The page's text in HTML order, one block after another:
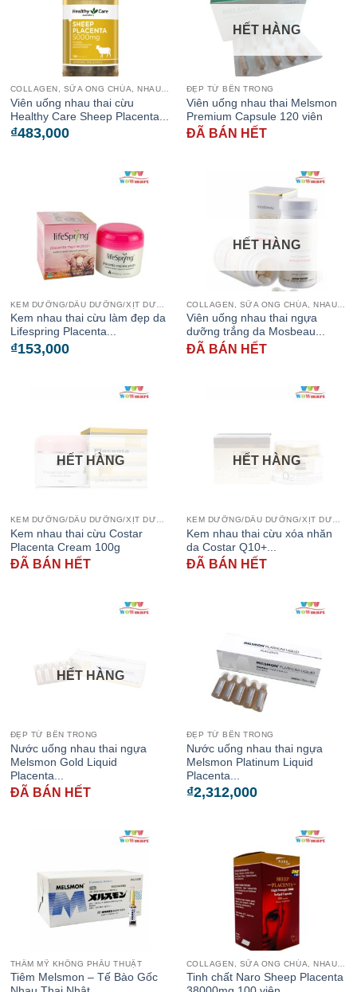
COLLAGEN, SỮA ONG CHÚA, NHAU THAI CỪU
Viên uống nhau thai cừu
Healthy Care Sheep Placenta...
₫483,000
HẾT HÀNG
ĐẸP TỪ BÊN TRONG
Viên uống nhau thai Melsmon
Premium Capsule 120 viên
ĐÃ BÁN HẾT
Kem nhau thai cừu làm đẹp da
Lifespring Placenta...
₫153,000
HẾT HÀNG
Viên uống nhau thai ngựa
dưỡng trắng da Mosbeau...
ĐÃ BÁN HẾT
HẾT HÀNG
Kem nhau thai cừu Costar
Placenta Cream 100g
ĐÃ BÁN HẾT
HẾT HÀNG
Kem nhau thai cừu xóa nhăn
da Costar Q10+...
ĐÃ BÁN HẾT
HẾT HÀNG
ĐẸP TỪ BÊN TRONG
Nước uống nhau thai ngựa
Melsmon Gold Liquid
Placenta...
ĐÃ BÁN HẾT
ĐẸP TỪ BÊN TRONG
Nước uống nhau thai ngựa
Melsmon Platinum Liquid
Placenta...
₫2,312,000
THẨM MỸ KHÔNG PHẪU THUẬT
Tiêm Melsmon – Tế Bào Gốc
Tinh chất Naro Sheep Placenta